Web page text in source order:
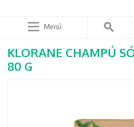
Menú
KLORANE CHAMPÚ
80 G